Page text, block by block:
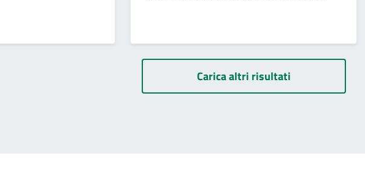
Carica altri risultati